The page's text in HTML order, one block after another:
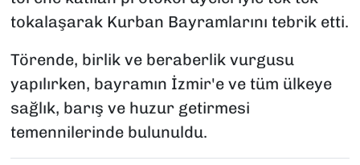
tokalaşarak Kurban Bayramlarını tebrik etti.
Törende, birlik ve beraberlik vurgusu
yapılırken, bayramın İzmir'e ve tüm ülkeye
sağlık, barış ve huzur getirmesi
temennilerinde bulunuldu.